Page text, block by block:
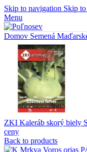
Skip to navigation Skip
Menu
Domov Semená
ZKI Kaleráb skorý biely
ceny
Back to products